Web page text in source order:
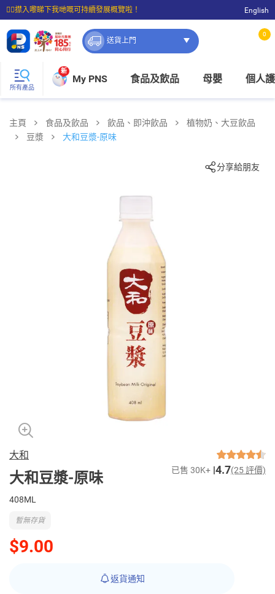
☝🏼㩒入嚟睇下我哋嘅可持續發展概覽啦！
⭐購物滿$399即享免費送貨；滿$100即可免費店取。
English
送貨上門
0
所有產品
新
My PNS 食品及飲品 母嬰 個人
主頁 食品及飲品 飲品、即沖飲品
植物奶、大豆飲品
豆漿
大和豆漿-原味
分享給朋友
大和
大和豆漿-原味 已售 30K+ 4.7(25 評價)
408ML
$9.00
暫無存貨
返貨通知